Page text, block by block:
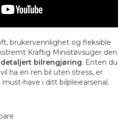
brukervennlighet og fleksible
Kraftig Ministøvsuger den
bilrengjøring. Enten du
ha en ren bil uten stress, er
have i ditt bilpleiearsenal.